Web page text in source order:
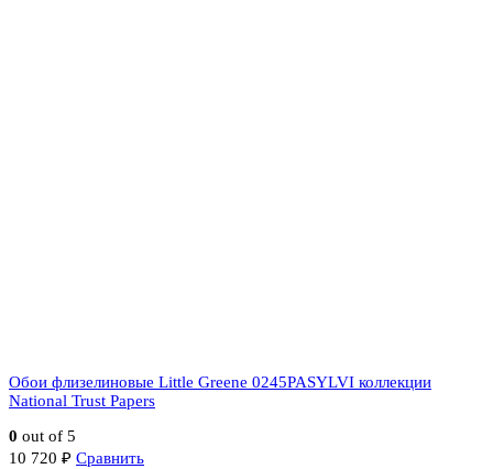
Обои флизелиновые Little Greene 0245PASYLVI коллекции
National Trust Papers
0 out of 5
10 720 ₽ Сравнить